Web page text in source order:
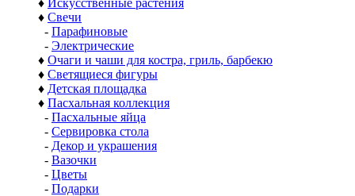
♦ Искусственные растения
♦ Свечи
- Парафиновые
- Электрические
♦ Очаги и чаши для костра, гриль, барбекю
♦ Светящиеся фигуры
♦ Детская площадка
♦ Пасхальная коллекция
- Пасхальные яйца
- Сервировка стола
- Декор и украшения
- Вазочки
- Цветы
- Подарки